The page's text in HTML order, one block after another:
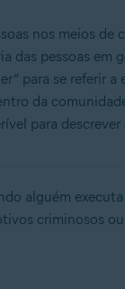
nos meios de
das pessoas em
para se referir a
da
para
alguém
criminosos